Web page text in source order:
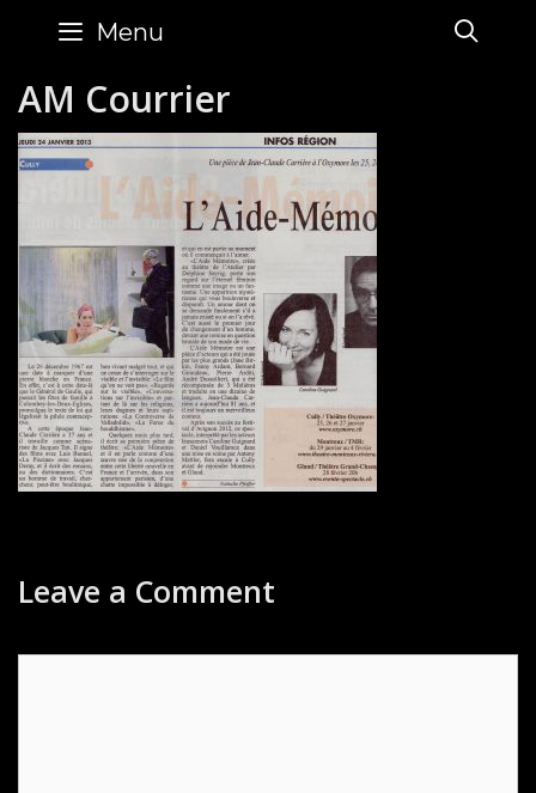
content
Menu
AM Courrier
Leave a Comment